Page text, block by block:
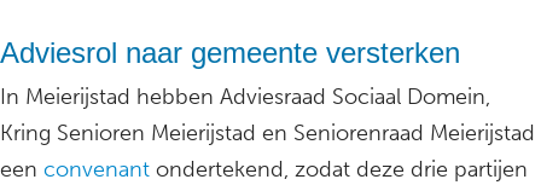
Adviesrol naar gemeente versterken
In Meierijstad hebben Adviesraad Sociaal Domein,
Kring Senioren Meierijstad en Seniorenraad Meierijstad
een convenant ondertekend, zodat deze drie partijen